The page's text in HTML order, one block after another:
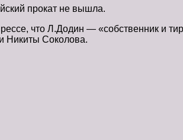
прокат не вышла.
что Л.Додин — «собственник и
Никиты Соколова.